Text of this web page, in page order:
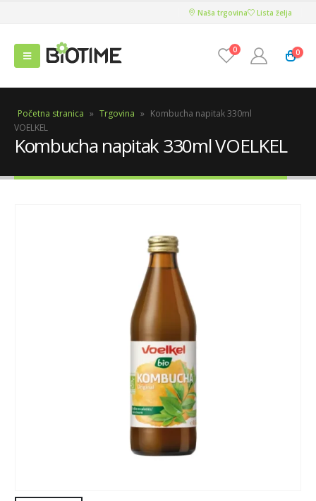
Naša trgovina Lista želja
0 0
Početna stranica » Trgovina » Kombucha napitak 330ml
VOELKEL
Kombucha napitak 330ml VOELKEL